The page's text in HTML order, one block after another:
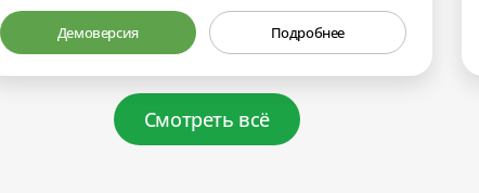
Демоверсия Подробнее
Смотреть всё